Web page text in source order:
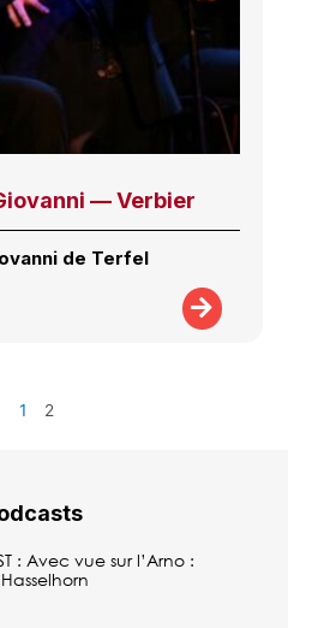
— Verbier
de Terfel
1 2
: Avec vue sur l’Arno :